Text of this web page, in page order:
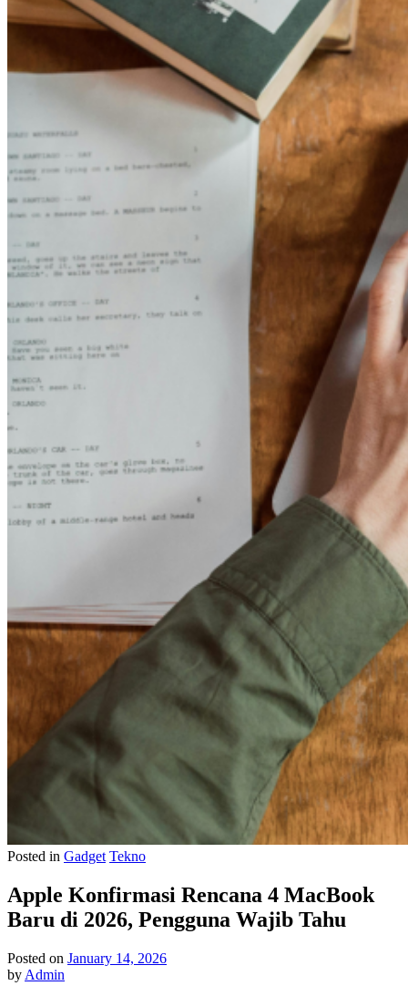
Posted in Gadget Tekno
Apple Konfirmasi Rencana 4 MacBook
Baru di 2026, Pengguna Wajib Tahu
Posted on January 14, 2026
by Admin